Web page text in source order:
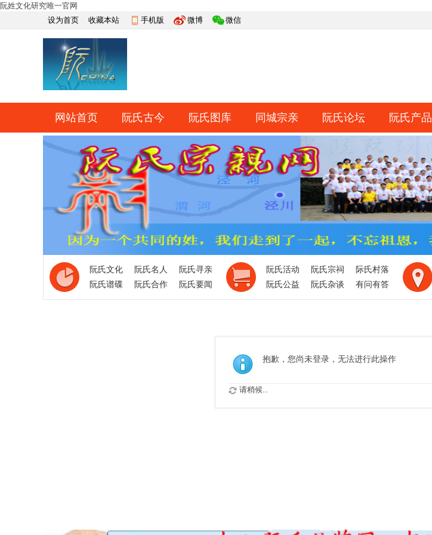
阮姓文化研究唯一官网
设为首页
收藏本站 手机版 微博 微信
快捷导航
网站首页 阮氏古今 阮氏图库 同城宗亲 阮氏论坛 阮氏产品
网上祭祀 排行榜 导读 日志
阮氏文化 阮氏名人
阮氏寻亲
阮氏谱碟
阮氏合作 阮氏要闻
阮氏活动 阮氏宗祠
际氏村落
阮氏公益
阮氏杂谈 有问有答
抱歉，您尚未登录，无法进行此操作
请稍候...